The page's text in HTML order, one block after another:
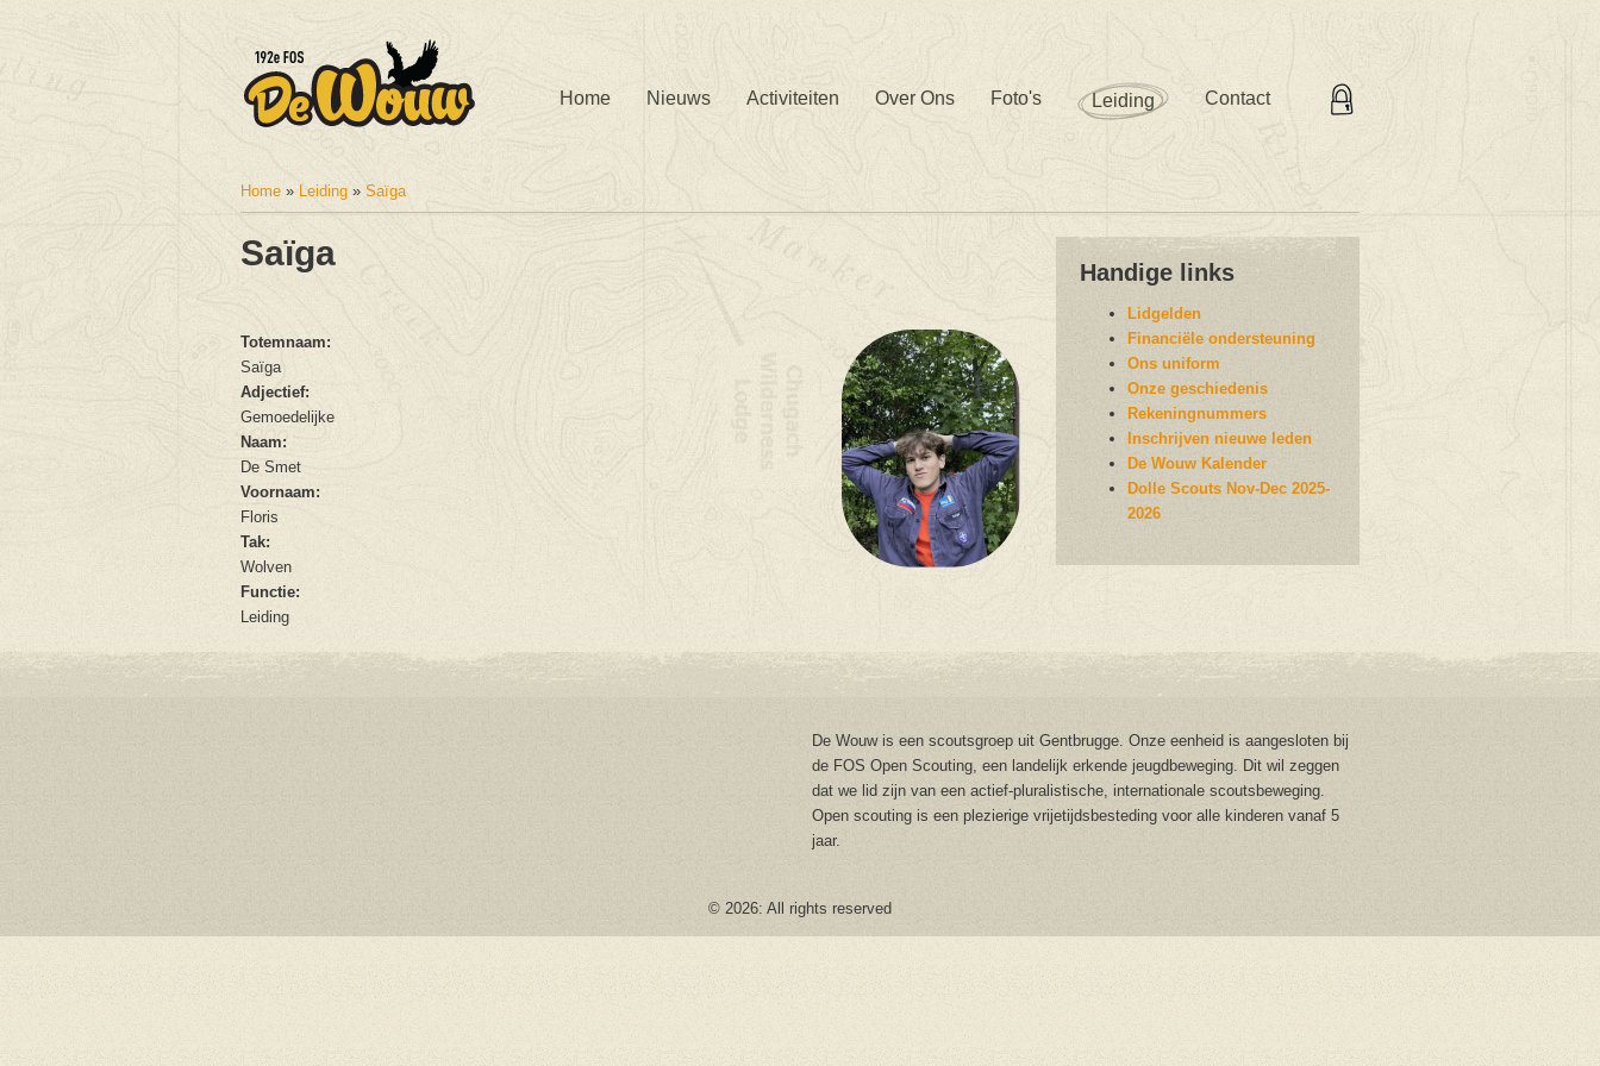
Home Nieuws Activiteiten Over Ons Foto's Leiding Contact
U bent hier
Home » Leiding » Saïga
Saïga
Totemnaam:
Saïga
Adjectief:
Gemoedelijke
Naam:
De Smet
Voornaam:
Floris
Tak:
Wolven
Functie:
Leiding
Handige links
Lidgelden
Financiële ondersteuning
Ons uniform
Onze geschiedenis
Rekeningnummers
Inschrijven nieuwe leden
De Wouw Kalender
Dolle Scouts Nov-Dec 2025-
2026
De Wouw is een scoutsgroep uit Gentbrugge. Onze eenheid is aangesloten bij
de FOS Open Scouting, een landelijk erkende jeugdbeweging. Dit wil zeggen
dat we lid zijn van een actief-pluralistische, internationale scoutsbeweging.
Open scouting is een plezierige vrijetijdsbesteding voor alle kinderen vanaf 5
jaar.
© 2026: All rights reserved